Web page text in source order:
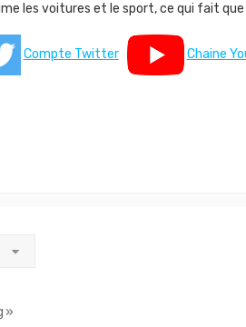
les voitures et le sport, ce qui fait
Compte Twitter Chaine
»